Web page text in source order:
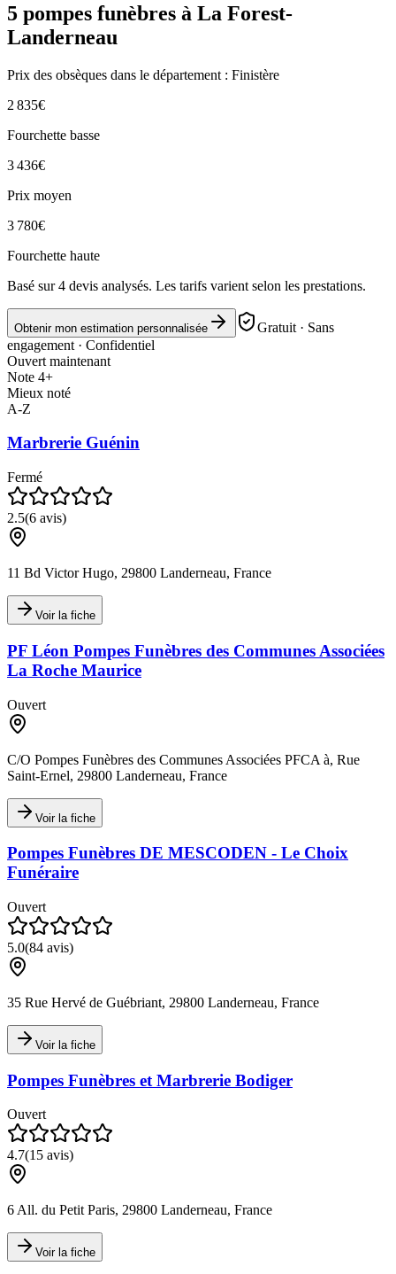
5 pompes funèbres à La Forest-
Landerneau
Prix des obsèques dans le département : Finistère
2 835€
Fourchette basse
3 436€
Prix moyen
3 780€
Fourchette haute
Basé sur4 devis analysés. Les tarifs varient selon les prestations.
Obtenir mon estimation personnalisée
Gratuit · Sans
engagement · Confidentiel
Ouvert maintenant
Note 4+
Mieux noté
A-Z
Marbrerie Guénin
Fermé
2.5(6 avis)
11 Bd Victor Hugo, 29800 Landerneau, France
Voir la fiche
PF Léon Pompes Funèbres des Communes Associées
La Roche Maurice
Ouvert
C/O Pompes Funèbres des Communes Associées PFCA à, Rue
Saint-Ernel, 29800 Landerneau, France
Voir la fiche
Pompes Funèbres DE MESCODEN - Le Choix
Funéraire
Ouvert
5.0(84 avis)
35 Rue Hervé de Guébriant, 29800 Landerneau, France
Voir la fiche
Pompes Funèbres et Marbrerie Bodiger
Ouvert
4.7(15 avis)
6 All. du Petit Paris, 29800 Landerneau, France
Voir la fiche